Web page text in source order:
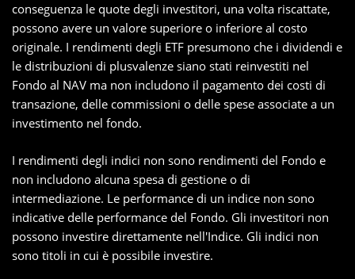
conseguenza le quote degli investitori, una volta riscattate,
possono avere un valore superiore o inferiore al costo
originale. I rendimenti degli ETF presumono che i dividendi e
le distribuzioni di plusvalenze siano stati reinvestiti nel
Fondo al NAV ma non includono il pagamento dei costi di
transazione, delle commissioni o delle spese associate a un
investimento nel fondo.
I rendimenti degli indici non sono rendimenti del Fondo e
non includono alcuna spesa di gestione o di
intermediazione. Le performance di un indice non sono
indicative delle performance del Fondo. Gli investitori non
possono investire direttamente nell'Indice. Gli indici non
sono titoli in cui è possibile investire.